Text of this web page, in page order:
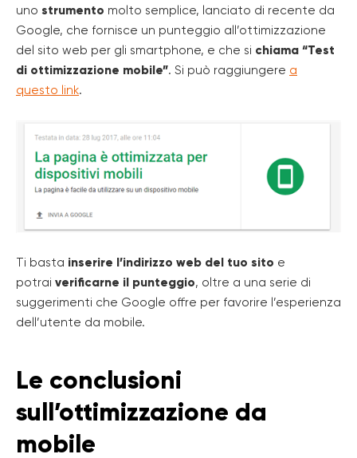
uno strumento molto semplice, lanciato di recente da
Google, che fornisce un punteggio all’ottimizzazione
del sito web per gli smartphone, e che si chiama “Test
di ottimizzazione mobile”. Si può raggiungere a
questo link.
Ti basta inserire l’indirizzo web del tuo sito e
potrai verificarne il punteggio, oltre a una serie di
suggerimenti che Google offre per favorire l’esperienza
dell’utente da mobile.
Le conclusioni
sull’ottimizzazione da
mobile